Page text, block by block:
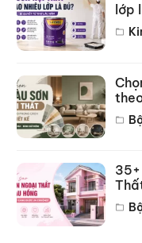
lớp
thợ
kế
35+